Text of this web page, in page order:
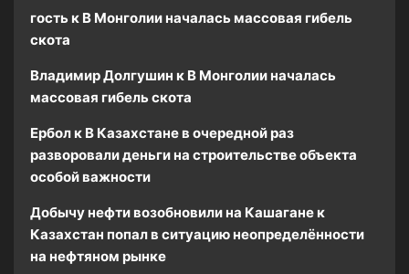
гость к В Монголии началась массовая гибель
скота
Владимир Долгушин к В Монголии началась
массовая гибель скота
Ербол к В Казахстане в очередной раз
разворовали деньги на строительстве объекта
особой важности
Добычу нефти возобновили на Кашагане к
Казахстан попал в ситуацию неопределённости
на нефтяном рынке